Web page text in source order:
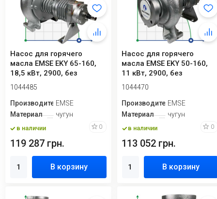
Насос для горячего
масла EMSE EKY 65-160,
18,5 кВт, 2900, без
двигателя
1044485
ПроизводительEMSE
Материал
чугун
в наличии 0
119 287 грн.
В корзину
Насос для горячего
масла EMSE EKY 50-160,
11 кВт, 2900, без
двигателя
1044470
ПроизводительEMSE
Материал
чугун
в наличии 0
113 052 грн.
В корзину